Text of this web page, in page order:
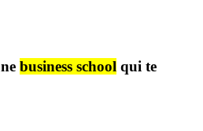
business school qui te